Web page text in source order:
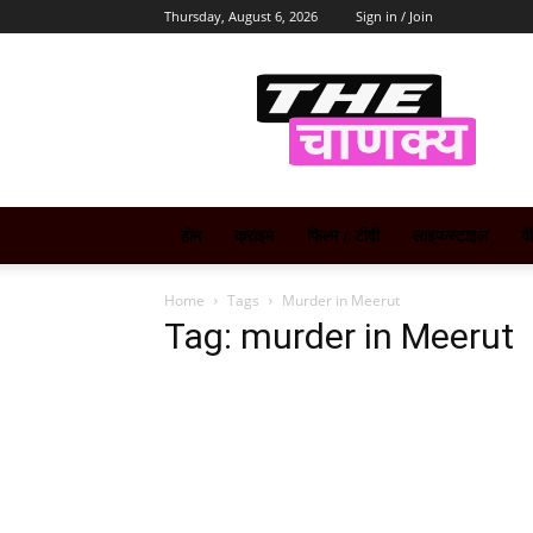
Thursday, August 6, 2026 Sign in / Join
Chanakya
होम क्राइम फिल्म / टीवी लाइफस्टाइल
Home Tags Murder in Meerut
Tag: murder in Meerut